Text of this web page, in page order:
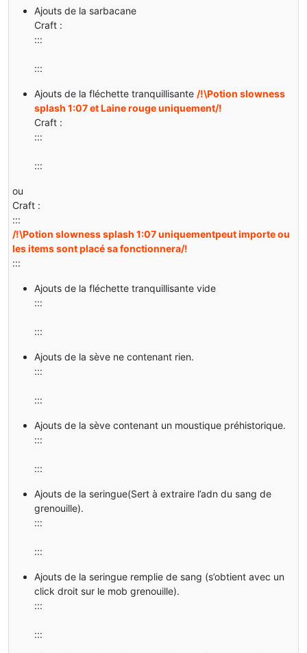
Ajouts de la sarbacane
Craft :
:::
:::
Ajouts de la fléchette tranquillisante /!\Potion slowness
splash 1:07 et Laine rouge uniquement/!
Craft :
:::
:::
ou
Craft :
:::
/!\Potion slowness splash 1:07 uniquementpeut importe ou
les items sont placé sa fonctionnera/!
:::
Ajouts de la fléchette tranquillisante vide
:::
:::
Ajouts de la sève ne contenant rien.
:::
:::
Ajouts de la sève contenant un moustique préhistorique.
:::
:::
Ajouts de la seringue(Sert à extraire l’adn du sang de
grenouille).
:::
:::
Ajouts de la seringue remplie de sang (s’obtient avec un
click droit sur le mob grenouille).
:::
:::